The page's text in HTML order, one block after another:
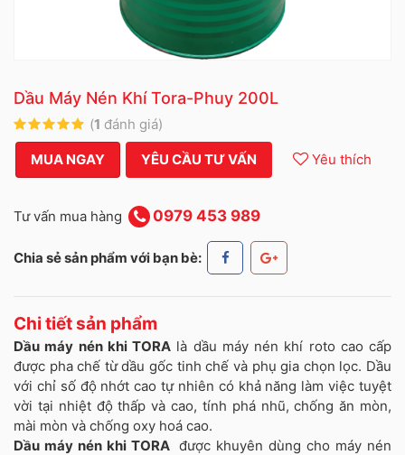
Dầu Máy Nén Khí Tora-Phuy 200L
(1 đánh giá)
MUA NGAY YÊU CẦU TƯ VẤN Yêu thích
Tư vấn mua hàng 0979 453 989
Chia sẻ sản phẩm với bạn bè:
Chi tiết sản phẩm
Dầu máy nén khi TORA là dầu máy nén khí roto cao cấp
được pha chế từ dầu gốc tinh chế và phụ gia chọn lọc. Dầu
với chỉ số độ nhớt cao tự nhiên có khả năng làm việc tuyệt
vời tại nhiệt độ thấp và cao, tính phá nhũ, chống ăn mòn,
mài mòn và chống oxy hoá cao.
Dầu máy nén khi TORA được khuyên dùng cho máy nén